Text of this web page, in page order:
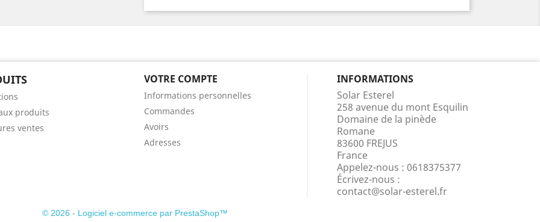
produits
ventes
VOTRE COMPTE
Informations personnelles
Commandes
Avoirs
Adresses
INFORMATIONS
Solar Esterel
258 avenue du mont Esquilin
Domaine de la pinède
Romane
83600 FREJUS
France
Appelez-nous : 0618375377
Écrivez-nous :
contact@solar-esterel.fr
© 2026 - Logiciel e-commerce par PrestaShop™